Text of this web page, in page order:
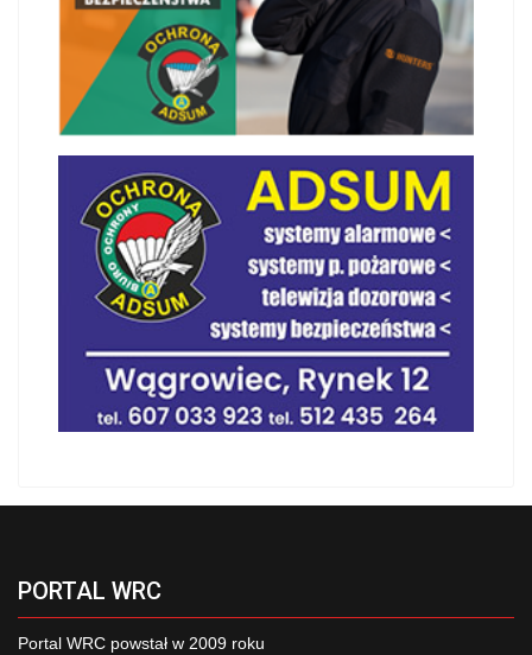
PORTAL WRC
Portal WRC powstał w 2009 roku